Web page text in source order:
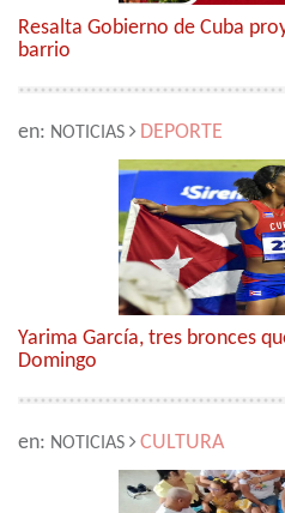
Resalta Gobierno de Cuba
barrio
en: NOTICIAS DEPORTE
Yarima García, tres bronces
Domingo
en: NOTICIAS CULTURA